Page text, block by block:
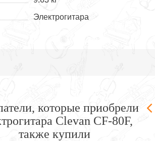
Электрогитара
которые приобрели
Clevan CF-80F,
также купили